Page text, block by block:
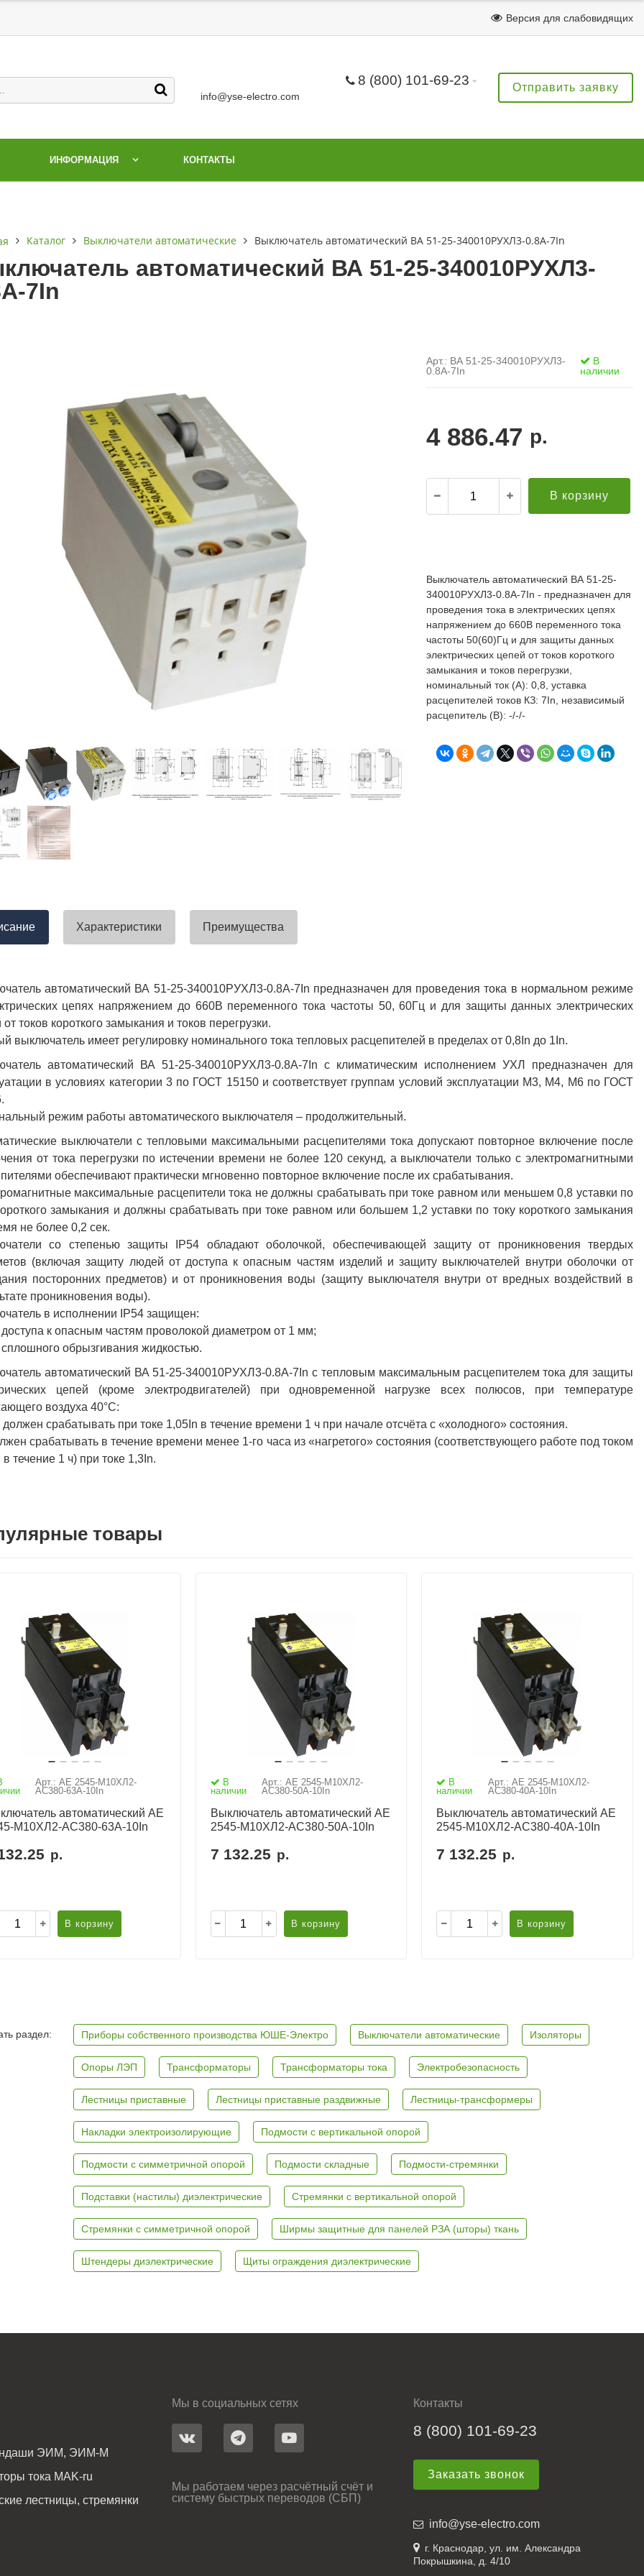
Версия для слабовидящих
8 (800) 101-69-23
info@yse-electro.com
Отправить заявку
ИНФОРМАЦИЯ КОНТАКТЫ
(Филиал
15.02.2022
Электро выиграла тендер на
поставку деревянных опор ЛЭП
складского оперативного
своевременно. Претензий
элементы опор высокого
заболонного слоя древесины
изделия (опоры ЛЭП),
моей памяти компания
и поставщик опор ЛЭП
ЛЭП такими документами.
с таким ответственным
Татьяна (Branch of «Saren B.
V.» PLLC)
Выражаю благодарность вашей компании за
оперативную обработку нашего запроса!
Выставили коммерческое предложение по
хорошей цене в течение двух дней (а там без
малого сотня товарных позиций была). Мы
успели закрыть смету большого объекта в срок. А
вы получили хороший заказ))
Поставка опор ЛЭП в Бурятию. Спасибо за
качественную продукцию и быструю доставку!
Всё прошло хорошо. Евгению отдельное спасибо
за ответственный подход к делу, понимание и
вежливое обращение!
Каталог Выключатели автоматические Выключатель автоматический ВА 51-25-340010РУХЛ3-0.8А-7In
автоматический ВА 51-25-340010РУХЛ3-
7In
Арт.: ВА 51-25-340010РУХЛ3-
0.8А-7In
В
наличии
4 886.47 р.
В корзину
Выключатель автоматический ВА 51-25-
340010РУХЛ3-0.8А-7In - предназначен для
проведения тока в электрических цепях
напряжением до 660В переменного тока
частоты 50(60)Гц и для защиты данных
электрических цепей от токов короткого
замыкания и токов перегрузки,
номинальный ток (А): 0,8, уставка
расцепителей токов КЗ: 7In, независимый
расцепитель (В): -/-/-
Характеристики Преимущества
автоматический ВА 51-25-340010РУХЛ3-0.8А-7In предназначен для проведения тока в нормальном режиме
цепях напряжением до 660В переменного тока частоты 50, 60Гц и для защиты данных электрических
от токов короткого замыкания и токов перегрузки.
выключатель имеет регулировку номинального тока тепловых расцепителей в пределах от 0,8In до 1In.
автоматический ВА 51-25-340010РУХЛ3-0.8А-7In с климатическим исполнением УХЛ предназначен для
в условиях категории 3 по ГОСТ 15150 и соответствует группам условий эксплуатации М3, М4, М6 по ГОСТ
режим работы автоматического выключателя – продолжительный.
выключатели с тепловыми максимальными расцепителями тока допускают повторное включение после
от тока перегрузки по истечении времени не более 120 секунд, а выключатели только с электромагнитными
обеспечивают практически мгновенно повторное включение после их срабатывания.
максимальные расцепители тока не должны срабатывать при токе равном или меньшем 0,8 уставки по
замыкания и должны срабатывать при токе равном или большем 1,2 уставки по току короткого замыкания
не более 0,2 сек.
со степенью защиты IP54 обладают оболочкой, обеспечивающей защиту от проникновения твердых
(включая защиту людей от доступа к опасным частям изделий и защиту выключателей внутри оболочки от
посторонних предметов) и от проникновения воды (защиту выключателя внутри от вредных воздействий в
проникновения воды).
в исполнении IP54 защищен:
к опасным частям проволокой диаметром от 1 мм;
обрызгивания жидкостью.
автоматический ВА 51-25-340010РУХЛ3-0.8А-7In с тепловым максимальным расцепителем тока для защиты
цепей (кроме электродвигателей) при одновременной нагрузке всех полюсов, при температуре
воздуха 40°С:
срабатывать при токе 1,05In в течение времени 1 ч при начале отсчёта с «холодного» состояния.
срабатывать в течение времени менее 1-го часа из «нагретого» состояния (соответствующего работе под током
в течение 1 ч) при токе 1,3In.
товары
Арт.: АЕ 2545-М10ХЛ2-
AC380-63А-10In
автоматический АЕ
М10ХЛ2-AC380-63А-10In
р.
В корзину
В
наличии
Арт.: АЕ 2545-М10ХЛ2-
AC380-50А-10In
Выключатель автоматический АЕ
2545-М10ХЛ2-AC380-50А-10In
7 132.25 р.
В корзину
В
наличии
Арт.: АЕ 2545-М10ХЛ2-
AC380-40А-10In
Выключатель автоматический АЕ
2545-М10ХЛ2-AC380-40А-10In
7 132.25 р.
В корзину
раздел: Приборы собственного производства ЮШЕ-Электро Выключатели автоматические Изоляторы
Опоры ЛЭП Трансформаторы Трансформаторы тока Электробезопасность
Лестницы приставные Лестницы приставные раздвижные Лестницы-трансформеры
Накладки электроизолирующие Подмости с вертикальной опорой
Подмости с симметричной опорой Подмости складные Подмости-стремянки
Подставки (настилы) диэлектрические Стремянки с вертикальной опорой
Стремянки с симметричной опорой Ширмы защитные для панелей РЗА (шторы) ткань
Штендеры диэлектрические Щиты ограждения диэлектрические
ЭИМ, ЭИМ-М
тока MAK-ru
лестницы, стремянки
Мы в социальных сетях
Мы работаем через расчётный счёт и
систему быстрых переводов (СБП)
Контакты
8 (800) 101-69-23
Заказать звонок
info@yse-electro.com
г. Краснодар, ул. им. Александра
Покрышкина, д. 4/10